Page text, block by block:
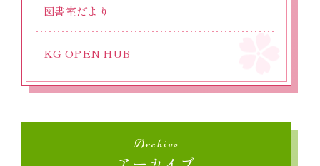
図書室だより
KG OPEN HUB
Archive